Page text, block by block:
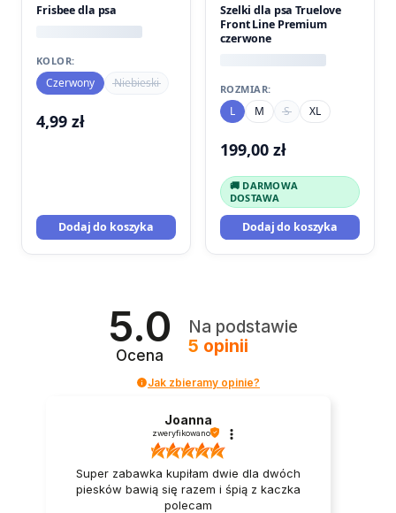
Frisbee dla psa
KOLOR:
Czerwony Niebieski
4,99 zł
Dodaj do koszyka
Szelki dla psa Truelove
Front Line Premium
czerwone
ROZMIAR:
L M S XL
199,00 zł
🚚 DARMOWA
DOSTAWA
Dodaj do koszyka
5.0
Ocena
Na podstawie
5 opinii
Jak zbieramy opinie?
Joanna
zweryfikowano
Super zabawka kupiłam dwie dla dwóch
piesków bawią się razem i śpią z kaczka
polecam